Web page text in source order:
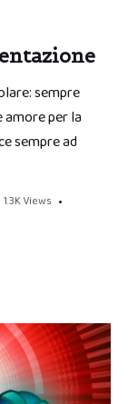
sempre
amore per la
sempre ad
1.3K Views